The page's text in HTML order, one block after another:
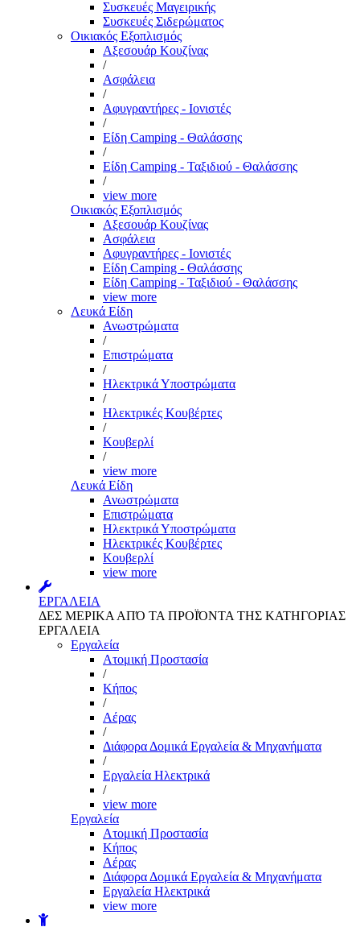
Συσκευές Μαγειρικής
Συσκευές Σιδερώματος
Οικιακός Εξοπλισμός
Αξεσουάρ Κουζίνας
/
Ασφάλεια
/
Αφυγραντήρες - Ιονιστές
/
Είδη Camping - Θαλάσσης
/
Είδη Camping - Ταξιδιού - Θαλάσσης
/
view more
Οικιακός Εξοπλισμός
Αξεσουάρ Κουζίνας
Ασφάλεια
Αφυγραντήρες - Ιονιστές
Είδη Camping - Θαλάσσης
Είδη Camping - Ταξιδιού - Θαλάσσης
view more
Λευκά Είδη
Ανωστρώματα
/
Επιστρώματα
/
Ηλεκτρικά Υποστρώματα
/
Ηλεκτρικές Κουβέρτες
/
Κουβερλί
/
view more
Λευκά Είδη
Ανωστρώματα
Επιστρώματα
Ηλεκτρικά Υποστρώματα
Ηλεκτρικές Κουβέρτες
Κουβερλί
view more
ΕΡΓΑΛΕΙΑ
ΔΕΣ ΜΕΡΙΚΑ ΑΠΌ ΤΑ ΠΡΟΪΌΝΤΑ ΤΗΣ ΚΑΤΗΓΟΡΙΑΣ
ΕΡΓΑΛΕΙΑ
Εργαλεία
Aτομική Προστασία
/
Kήπος
/
Αέρας
/
Διάφορα Δομικά Εργαλεία & Μηχανήματα
/
Εργαλεία Ηλεκτρικά
/
view more
Εργαλεία
Aτομική Προστασία
Kήπος
Αέρας
Διάφορα Δομικά Εργαλεία & Μηχανήματα
Εργαλεία Ηλεκτρικά
view more